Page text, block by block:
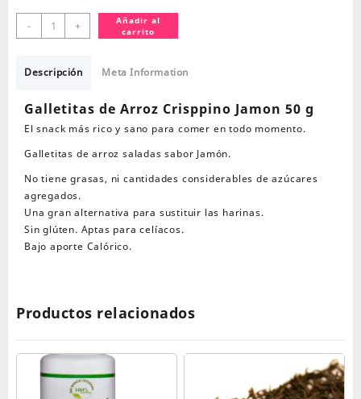
-
Galletitas
de
Crisppino
50
+
Añadir al
carrito
Descripción Meta Information
Galletitas de Arroz Crisppino Jamon 50 g
El snack más rico y sano para comer en todo momento.
Galletitas de arroz saladas sabor Jamón.
No tiene grasas, ni cantidades considerables de azúcares
agregados.
Una gran alternativa para sustituir las harinas.
Sin glúten. Aptas para celíacos.
Bajo aporte Calórico.
Productos relacionados